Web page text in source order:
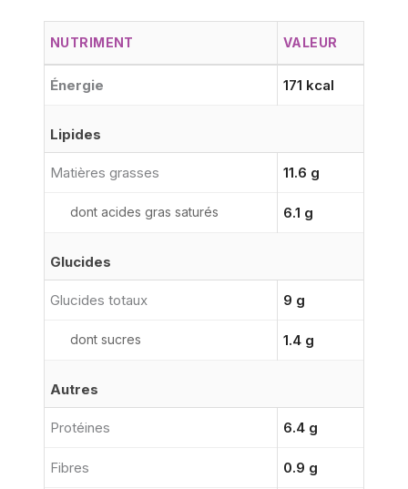
NUTRIMENT VALEUR
Énergie 171 kcal
Lipides
Matières grasses 11.6 g
dont acides gras saturés 6.1 g
Glucides
Glucides totaux 9 g
dont sucres 1.4 g
Autres
Protéines 6.4 g
Fibres 0.9 g